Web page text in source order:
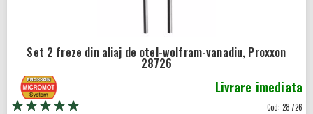
Set 2 freze din aliaj de otel-wolfram-vanadiu, Proxxon
28726
Livrare imediata
Cod:28726